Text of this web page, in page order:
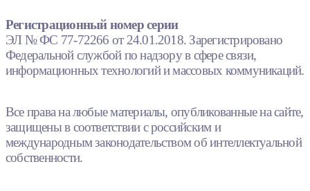
Регистрационный номер серии
ЭЛ № ФС 77-72266 от 24.01.2018. Зарегистрировано
Федеральной службой по надзору в сфере связи,
информационных технологий и массовых коммуникаций.
Все права на любые материалы, опубликованные на сайте,
защищены в соответствии с российским и
международным законодательством об интеллектуальной
собственности.